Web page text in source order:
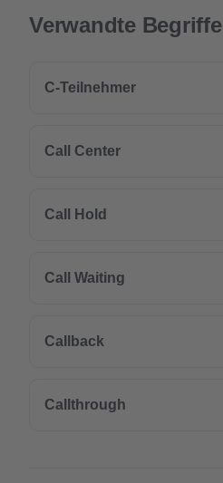
Verwandte Begriffe
C-Teilnehmer
Call Center
Call Hold
Call Waiting
Callback
Callthrough